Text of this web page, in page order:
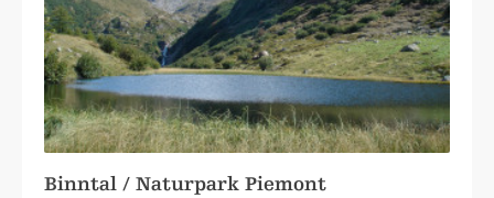
Binntal / Naturpark Piemont